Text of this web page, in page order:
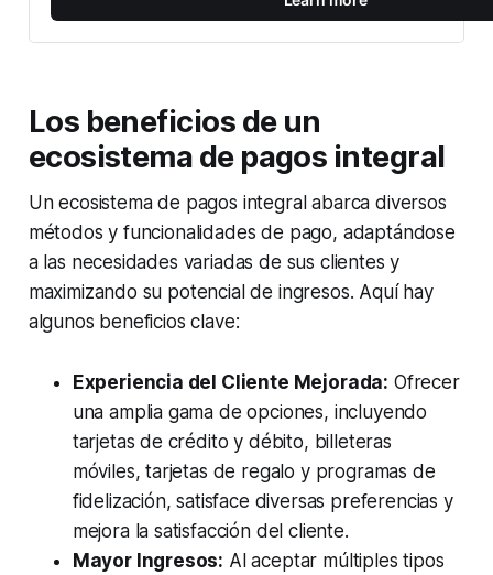
Los beneficios de un
ecosistema de pagos integral
Un ecosistema de pagos integral abarca diversos
métodos y funcionalidades de pago, adaptándose
a las necesidades variadas de sus clientes y
maximizando su potencial de ingresos. Aquí hay
algunos beneficios clave:
Experiencia del Cliente Mejorada: Ofrecer
una amplia gama de opciones, incluyendo
tarjetas de crédito y débito, billeteras
móviles, tarjetas de regalo y programas de
fidelización, satisface diversas preferencias y
mejora la satisfacción del cliente.
Mayor Ingresos: Al aceptar múltiples tipos